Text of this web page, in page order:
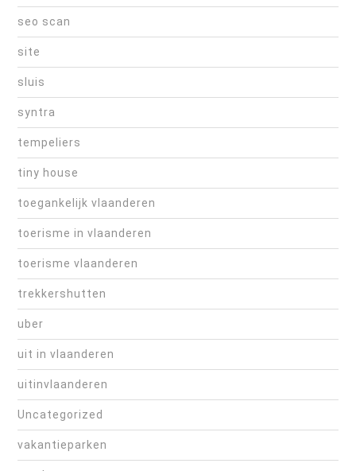
seo scan
site
sluis
syntra
tempeliers
tiny house
toegankelijk vlaanderen
toerisme in vlaanderen
toerisme vlaanderen
trekkershutten
uber
uit in vlaanderen
uitinvlaanderen
Uncategorized
vakantieparken